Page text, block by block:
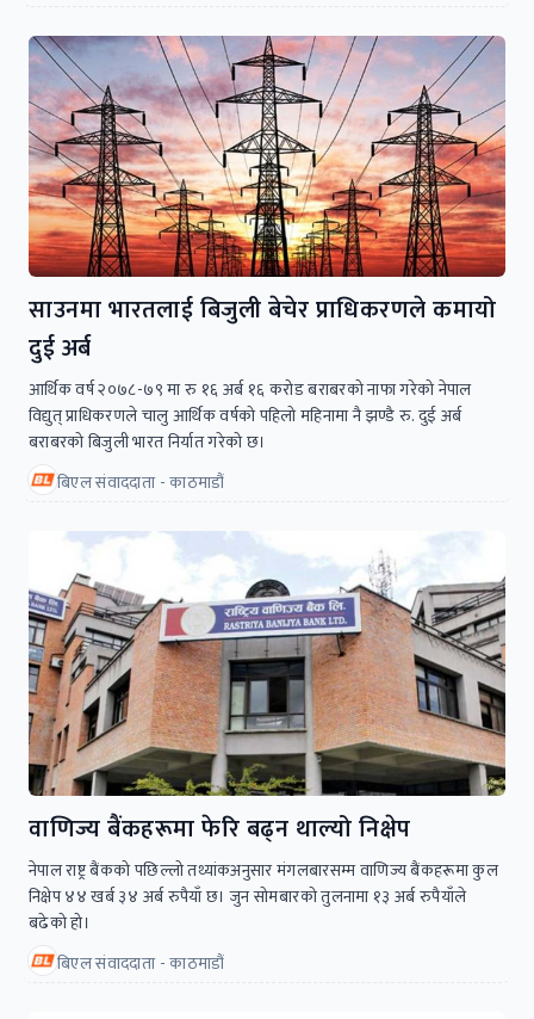
साउनमा भारतलाई बिजुली बेचेर प्राधिकरणले कमायो
दुई अर्ब
आर्थिक वर्ष २०७८-७९ मा रु १६ अर्ब १६ करोड बराबरको नाफा गरेको नेपाल
विद्युत् प्राधिकरणले चालु आर्थिक वर्षको पहिलो महिनामा नै झण्डै रु. दुई अर्ब
बराबरको बिजुली भारत निर्यात गरेको छ।
बिएल संवाददाता - काठमाडौं
वाणिज्य बैंकहरूमा फेरि बढ्न थाल्यो निक्षेप
नेपाल राष्ट्र बैंकको पछिल्लो तथ्यांकअनुसार मंगलबारसम्म वाणिज्य बैंकहरूमा कुल
निक्षेप ४४ खर्ब ३४ अर्ब रुपैयाँ छ। जुन सोमबारको तुलनामा १३ अर्ब रुपैयाँले
बढेको हो।
बिएल संवाददाता - काठमाडौं